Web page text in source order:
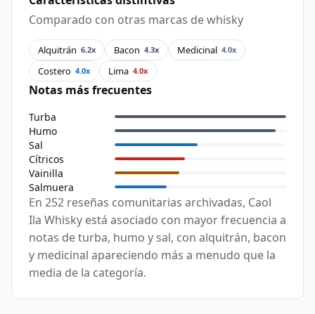
Comparado con otras marcas de whisky
Alquitrán 6.2x Bacon 4.3x Medicinal 4.0x
Costero 4.0x Lima 4.0x
Notas más frecuentes
Turba
Humo
Sal
Cítricos
Vainilla
Salmuera
En 252 reseñas comunitarias archivadas, Caol
Ila Whisky está asociado con mayor frecuencia a
notas de turba, humo y sal, con alquitrán, bacon
y medicinal apareciendo más a menudo que la
media de la categoría.